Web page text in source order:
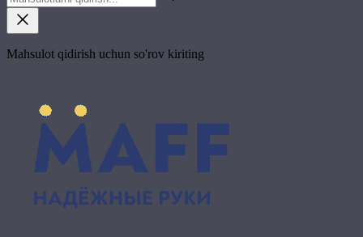
Mahsulot qidirish uchun so'rov kiriting